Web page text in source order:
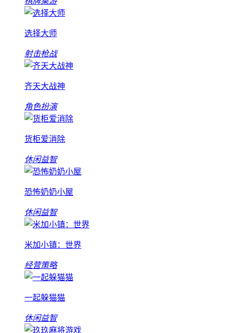
选择大师
射击枪战
齐天大战神
角色扮演
货柜爱消除
休闲益智
恐怖奶奶小屋
休闲益智
米加小镇：世界
经营策略
一起躲猫猫
休闲益智